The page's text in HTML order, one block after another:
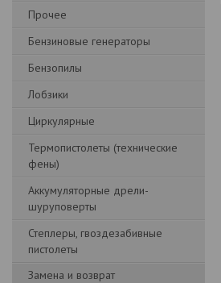
Прочее
Бензиновые генераторы
Бензопилы
Лобзики
Циркулярные
Термопистолеты (технические
фены)
Аккумуляторные дрели-
шуруповерты
Степлеры, гвоздезабивные
пистолеты
Замена и возврат